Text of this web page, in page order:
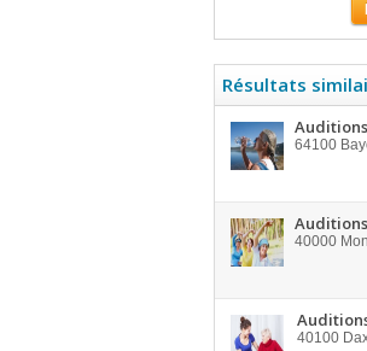
Résultats
64100
40000
40100